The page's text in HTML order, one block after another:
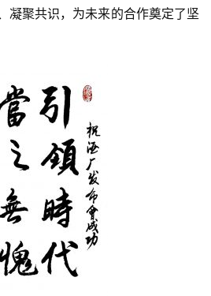
凝聚共识，为未来的合作奠定了坚